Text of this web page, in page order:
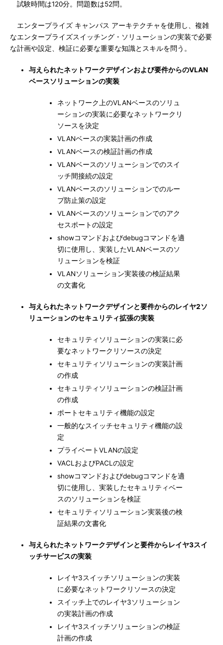
試験時間は120分。問題数は52問。
エンタープライズ キャンパス アーキテクチャを使用し、複雑
なエンタープライズスイッチング・ソリューションの実装で必要
な計画や設定、検証に必要な重要な知識とスキルを問う。
与えられたネットワークデザインおよび要件からのVLAN
ベースソリューションの実装
ネットワーク上のVLANベースのソリュ
ーションの実装に必要なネットワークリ
ソースを決定
VLANベースの実装計画の作成
VLANベースの検証計画の作成
VLANベースのソリューションでのスイ
ッチ間接続の設定
VLANベースのソリューションでのルー
プ防止策の設定
VLANベースのソリューションでのアク
セスポートの設定
showコマンドおよびdebugコマンドを適
切に使用し、実装したVLANベースのソ
リューションを検証
VLANソリューション実装後の検証結果
の文書化
与えられたネットワークデザインと要件からのレイヤ2ソ
リューションのセキュリティ拡張の実装
セキュリティソリューションの実装に必
要なネットワークリソースの決定
セキュリティソリューションの実装計画
の作成
セキュリティソリューションの検証計画
の作成
ポートセキュリティ機能の設定
一般的なスイッチセキュリティ機能の設
定
プライベートVLANの設定
VACLおよびPACLの設定
showコマンドおよびdebugコマンドを適
切に使用し、実装したセキュリティベー
スのソリューションを検証
セキュリティソリューション実装後の検
証結果の文書化
与えられたネットワークデザインと要件からレイヤ3スイ
ッチサービスの実装
レイヤ3スイッチソリューションの実装
に必要なネットワークリソースの決定
スイッチ上でのレイヤ3ソリューション
の実装計画の作成
レイヤ3スイッチソリューションの検証
計画の作成